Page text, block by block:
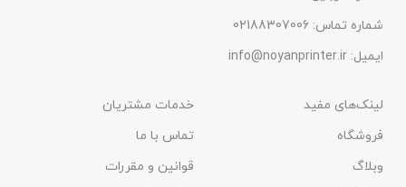
شماره تماس: 02188307006
ایمیل: info@noyanprinter.ir
لینک‌های مفید
فروشگاه
وبلاگ
خدمات مشتریان
تماس با ما
قوانین و مقررات